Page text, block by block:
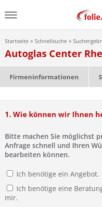
Home
Ratgeber
FAQ
Lexikon
Video
Startseite Schnellsuche
Autoglas Center
Firmeninformationen
1. Wie können wir Ihnen
Bitte machen Sie möglichst
Anfrage schnell und Ihren
bearbeiten können.
Ich benötige ein Angebot.
Ich benötige eine
mir.